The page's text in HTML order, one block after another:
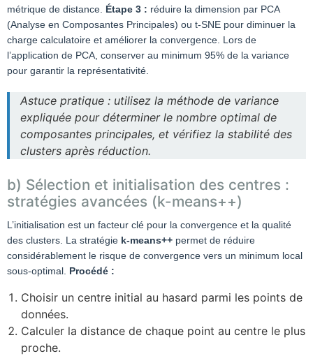
métrique de distance. Étape 3 : réduire la dimension par PCA
(Analyse en Composantes Principales) ou t-SNE pour diminuer la
charge calculatoire et améliorer la convergence. Lors de
l’application de PCA, conserver au minimum 95% de la variance
pour garantir la représentativité.
Astuce pratique : utilisez la méthode de variance
expliquée pour déterminer le nombre optimal de
composantes principales, et vérifiez la stabilité des
clusters après réduction.
b) Sélection et initialisation des centres :
stratégies avancées (k-means++)
L’initialisation est un facteur clé pour la convergence et la qualité
des clusters. La stratégie k-means++ permet de réduire
considérablement le risque de convergence vers un minimum local
sous-optimal. Procédé :
Choisir un centre initial au hasard parmi les points de
données.
Calculer la distance de chaque point au centre le plus
proche.